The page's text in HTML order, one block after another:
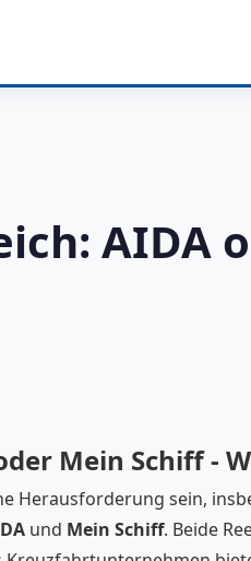
AIDA
Mein Schiff -
Herausforderung sein,
und Mein Schiff. Beide